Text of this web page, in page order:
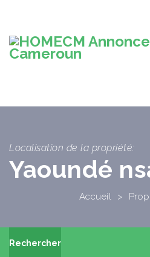
Localisation de la propriété:
Yaoundé
Accueil >
Rechercher